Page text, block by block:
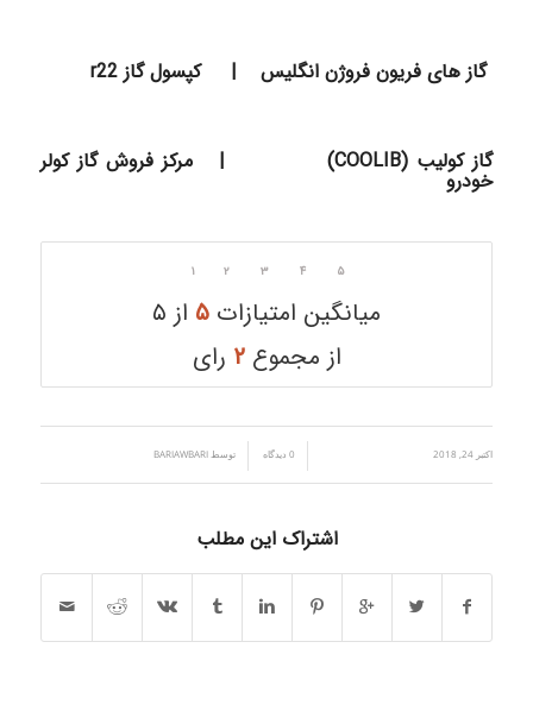
گاز های فریون فروژن انگلیس|کپسول گاز r22
گاز کولیب (COOLIB) | مرکز فروش گاز کولر
خودرو
۱ ۲ ۳ ۴ ۵
میانگین امتیازات ۵ از ۵
از مجموع۲ رای
اکتبر 24, 2018 0 دیدگاه توسط BARIAWBARI
اشتراک این مطلب